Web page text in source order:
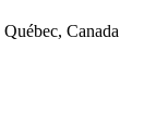
Québec, Canada